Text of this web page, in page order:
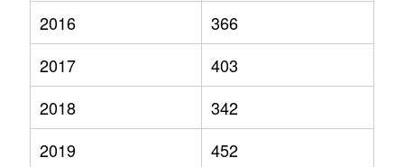
2016
366
2017
403
2018
342
2019
452